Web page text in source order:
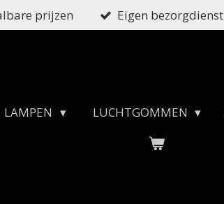
prijzen Eigen bezorgdienst
LAMPEN LUCHTGOMMEN